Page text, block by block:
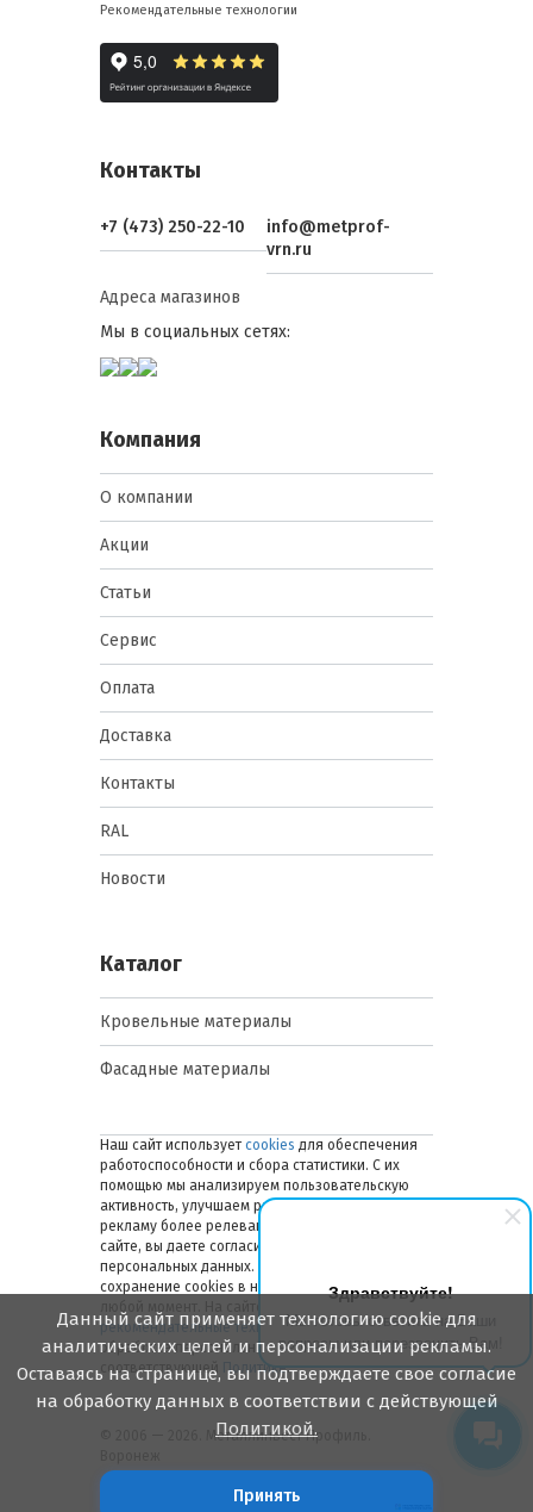
Здравствуйте!
Мы готовы ответить на Ваши
вопросы или перезвонить Вам!
Рекомендательные технологии
Контакты
+7 (473) 250-22-10
info@metprof-
vrn.ru
Адреса магазинов
Мы в социальных сетях:
Компания
О компании
Акции
Статьи
Сервис
Оплата
Доставка
Контакты
RAL
Новости
Каталог
Кровельные материалы
Фасадные материалы
Наш сайт использует cookies для обеспечения
работоспособности и сбора статистики. С их
помощью мы анализируем пользовательскую
активность, улучшаем работу сайта и делаем
рекламу более релевантной. Оставаясь на
сайте, вы даете согласие на обработку ваших
персональных данных. Вы можете отключить
сохранение cookies в настройках браузера в
любой момент. На сайте также применяются
рекомендательные технологии. Подробнее об
обработке персональных данных — в
соответствующей
Политике.
© 2006 — 2026. Металлинвест Профиль.
Данный сайт применяет технологию cookie для
аналитических целей и персонализации рекламы.
Оставаясь на странице, вы подтверждаете свое согласие
на обработку данных в соответствии с действующей
Политикой.
Принять